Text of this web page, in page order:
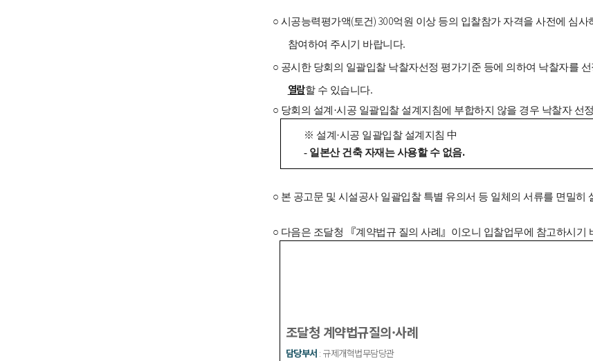
○ 시공능력평가액(토건) 300억원 이상 등의 입찰참가 자격을 사전에 심사
참여하여 주시기 바랍니다.
○ 공시한 당회의 일괄입찰 낙찰자선정 평가기준 등에 의하여 낙찰자를 선
열람할 수 있습니다.
○ 당회의 설계·시공 일괄입찰 설계지침에 부합하지 않을 경우 낙찰자 선
※ 설계·시공 일괄입찰 설계지침 中
- 일본산 건축 자재는 사용할 수 없음.
○ 본 공고문 및 시설공사 일괄입찰 특별 유의서 등 일체의 서류를 면밀히
○ 다음은 조달청 『계약법규 질의 사례 』 이오니 입찰업무에 참고하시기
조달청 계약법규질의·사례
담당부서 : 규제개혁법무담당관